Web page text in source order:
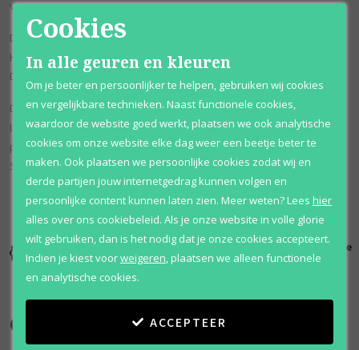
vrouw.
De topnoten: eucalyptus, zwarte peper, citrusvruchten.
Het hart: oranjebloesem, magnolia, jasmijn.
De basis: ceder uit Alaska, olibanum, ambrox.
De gezichten van de nieuwe campagne zijn Oscar-winnende actrices
Lupita Nyong'o en Saoirse Ronan, evenals de vrouwen die ze
persoonlijk bewonderen - Eartha Kitt en Katharine Hepburn en Nina
Simone en Sissy Spacek.
Kortingen
tot wel 70%
Al 12 jaar
voordelig
100% originele
parfums
Onze merken
Cookies
In alle geuren en kleuren
Om je beter en persoonlijker te helpen, gebruiken wij cookies
en vergelijkbare technieken. Naast functionele cookies,
waardoor de website goed werkt, plaatsen we ook analytische
cookies om onze website elke dag weer een beetje beter te
maken. Ook plaatsen we persoonlijke cookies zodat wij en
derde partijen jouw internetgedrag kunnen volgen en
persoonlijke content kunnen laten zien. Meer weten?Lees hier
alles over ons cookiebeleid. Als je onze website in volle glorie
wilt gebruiken, dan is het nodig dat je onze cookies accepteert.
Indien je kiest voorweigeren plaatsen we alleen functionele
en analytische cookies.
ACCEPTEER